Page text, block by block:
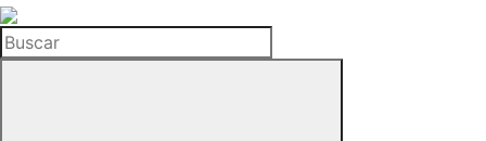
La
Hemeroteca
del
Buscar